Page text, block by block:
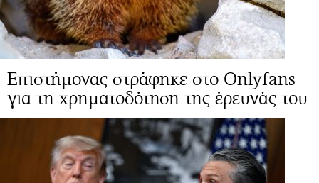
Επιστήμονας στράφηκε στο Onlyfans
για τη χρηματοδότηση της έρευνάς του